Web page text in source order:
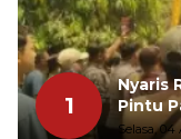
1
Nyaris
Pintu
Selasa, 04